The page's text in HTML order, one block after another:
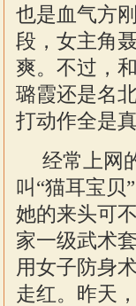
也是血气方
段，女主角
爽。不过，
璐霞还是名
打动作全是真
经常上网
叫“猫耳宝贝
她的来头可
家一级武术
用女子防身
走红。昨天